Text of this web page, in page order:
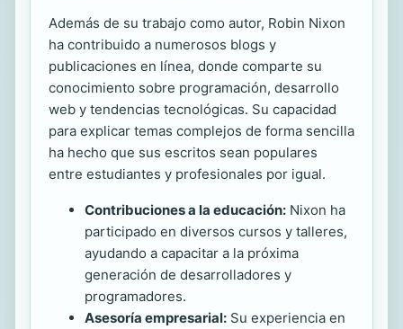
Además de su trabajo como autor, Robin Nixon
ha contribuido a numerosos blogs y
publicaciones en línea, donde comparte su
conocimiento sobre programación, desarrollo
web y tendencias tecnológicas. Su capacidad
para explicar temas complejos de forma sencilla
ha hecho que sus escritos sean populares
entre estudiantes y profesionales por igual.
Contribuciones a la educación: Nixon ha
participado en diversos cursos y talleres,
ayudando a capacitar a la próxima
generación de desarrolladores y
programadores.
Asesoría empresarial: Su experiencia en